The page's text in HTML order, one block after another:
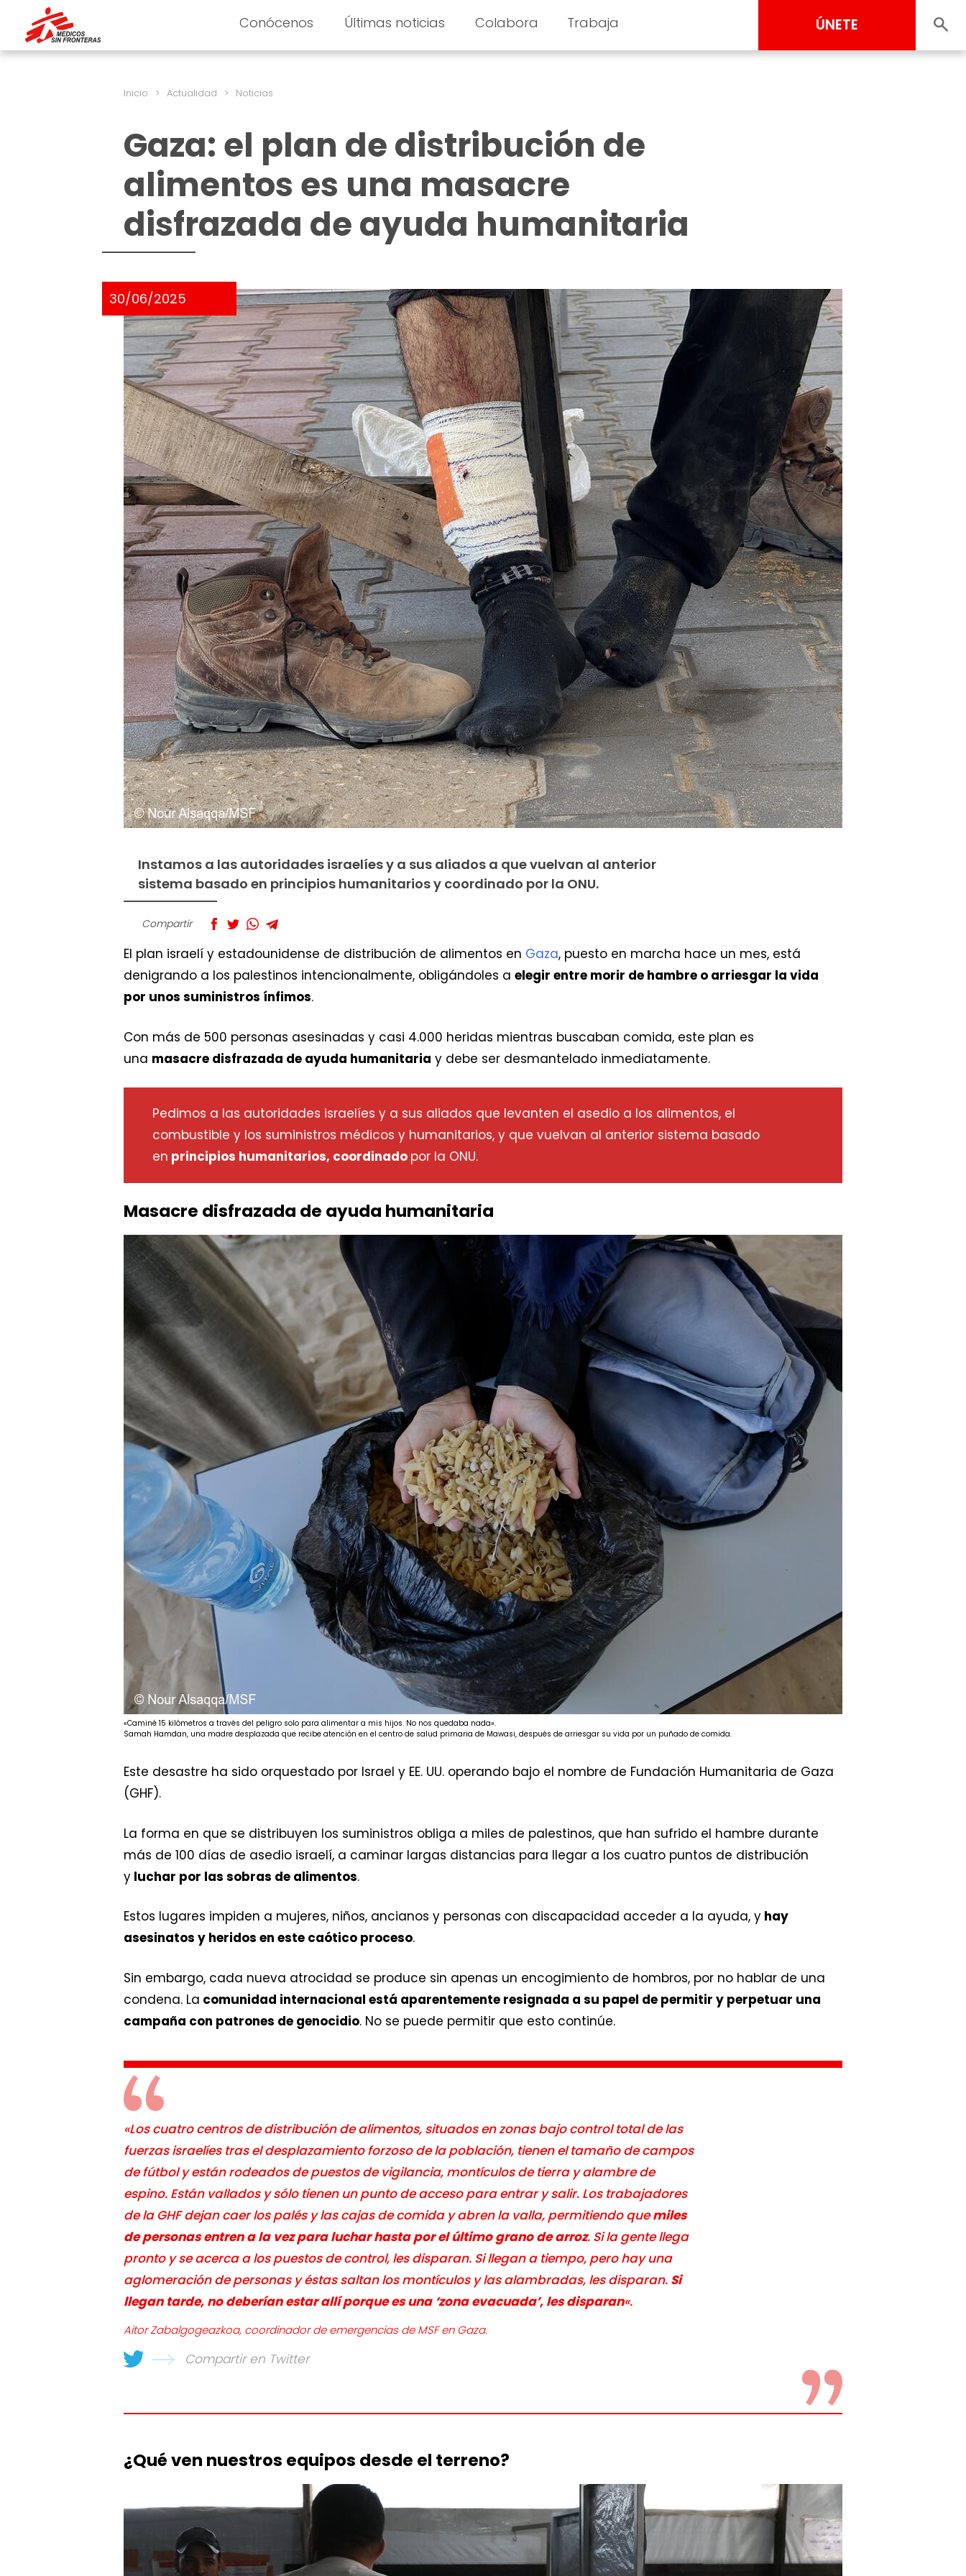
Conócenos Últimas noticias Colabora Trabaja ÚNETE
Inicio > Actualidad > Noticias
Gaza: el plan de distribución de
alimentos es una masacre
disfrazada de ayuda humanitaria
30/06/2025
Instamos a las autoridades israelíes y a sus aliados a que vuelvan al anterior
sistema basado en principios humanitarios y coordinado por la ONU.
Compartir
El plan israelí y estadounidense de distribución de alimentos en Gaza, puesto en marcha hace un mes, está
denigrando a los palestinos intencionalmente, obligándoles a elegir entre morir de hambre o arriesgar la vida
por unos suministros ínfimos.
Con más de 500 personas asesinadas y casi 4.000 heridas mientras buscaban comida, este plan es
una masacre disfrazada de ayuda humanitaria y debe ser desmantelado inmediatamente.
Pedimos a las autoridades israelíes y a sus aliados que levanten el asedio a los alimentos, el
combustible y los suministros médicos y humanitarios, y que vuelvan al anterior sistema basado
en principios humanitarios, coordinado por la ONU.
Masacre disfrazada de ayuda humanitaria
«Caminé 15 kilómetros a través del peligro solo para alimentar a mis hijos. No nos quedaba nada».
Samah Hamdan, una madre desplazada que recibe atención en el centro de salud primaria de Mawasi, después de arriesgar su vida por un puñado de comida.
Este desastre ha sido orquestado por Israel y EE. UU. operando bajo el nombre de Fundación Humanitaria de Gaza
(GHF).
La forma en que se distribuyen los suministros obliga a miles de palestinos, que han sufrido el hambre durante
más de 100 días de asedio israelí, a caminar largas distancias para llegar a los cuatro puntos de distribución
y luchar por las sobras de alimentos.
Estos lugares impiden a mujeres, niños, ancianos y personas con discapacidad acceder a la ayuda, y hay
asesinatos y heridos en este caótico proceso.
Sin embargo, cada nueva atrocidad se produce sin apenas un encogimiento de hombros, por no hablar de una
condena. La comunidad internacional está aparentemente resignada a su papel de permitir y perpetuar una
campaña con patrones de genocidio. No se puede permitir que esto continúe.
«Los cuatro centros de distribución de alimentos, situados en zonas bajo control total de las
fuerzas israelíes tras el desplazamiento forzoso de la población, tienen el tamaño de campos
de fútbol y están rodeados de puestos de vigilancia, montículos de tierra y alambre de
espino. Están vallados y sólo tienen un punto de acceso para entrar y salir. Los trabajadores
de la GHF dejan caer los palés y las cajas de comida y abren la valla, permitiendo quemiles
de personas entren a la vez para luchar hasta por el último grano de arroz. Si la gente llega
pronto y se acerca a los puestos de control, les disparan. Si llegan a tiempo, pero hay una
aglomeración de personas y éstas saltan los montículos y las alambradas, les disparan. Si
llegan tarde, no deberían estar allí porque es una ‘zona evacuada’, les disparan«.
Aitor Zabalgogeazkoa, coordinador de emergencias de MSF en Gaza.
Compartir en Twitter
¿Qué ven nuestros equipos desde el terreno?